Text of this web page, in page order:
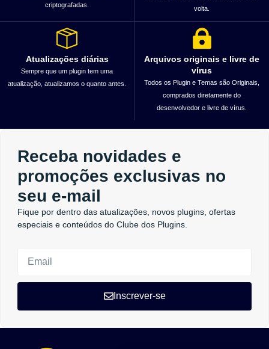
criptografadas.
volta.
Atualizações diárias
Sempre que um plugin tem uma
atualização, atualizamos o quanto antes.
Arquivos originais e livre de
vírus
Todos os Plugin e Temas são Originais,
comprados diretamente do
desenvolvedor e livre de vírus.
Receba novidades e
promoções exclusivas no
seu e-mail
Fique por dentro das atualizações, novos plugins, ofertas
especiais e conteúdos do Clube dos Plugins.
Inscrever-se